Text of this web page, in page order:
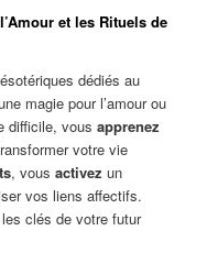
et les Rituels de
dédiés au
magie pour l’amour ou
difficile, vousapprenez
votre vie
, vousactivez un
vos liens affectifs.
les clés de votre futur